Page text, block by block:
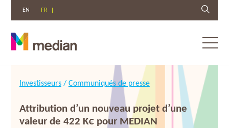
EN FR
Investisseurs/ Communiqués de presse
Attribution d’un nouveau projet d’une
valeur de 422 K€ pour MEDIAN